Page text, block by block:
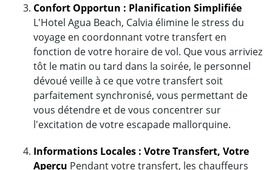
Confort Opportun : Planification Simplifiée
L'Hotel Agua Beach, Calvia élimine le stress du
voyage en coordonnant votre transfert en
fonction de votre horaire de vol. Que vous arriviez
tôt le matin ou tard dans la soirée, le personnel
dévoué veille à ce que votre transfert soit
parfaitement synchronisé, vous permettant de
vous détendre et de vous concentrer sur
l'excitation de votre escapade mallorquine.
Informations Locales : Votre Transfert, Votre
Aperçu Pendant votre transfert, les chauffeurs